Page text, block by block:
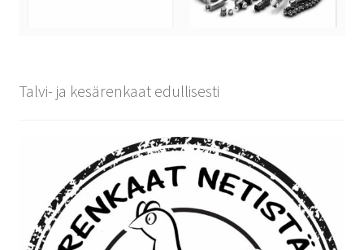
Talvi- ja kesärenkaat edullisesti